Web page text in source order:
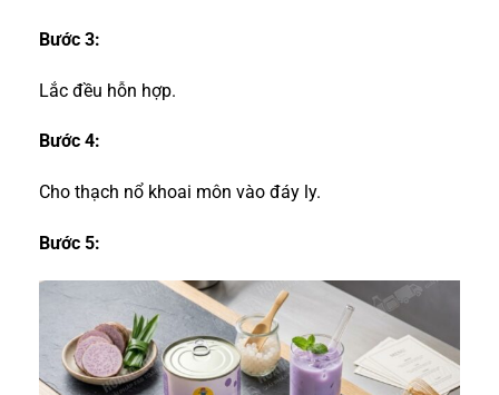
Bước 3:
Lắc đều hỗn hợp.
Bước 4:
Cho thạch nổ khoai môn vào đáy ly.
Bước 5: